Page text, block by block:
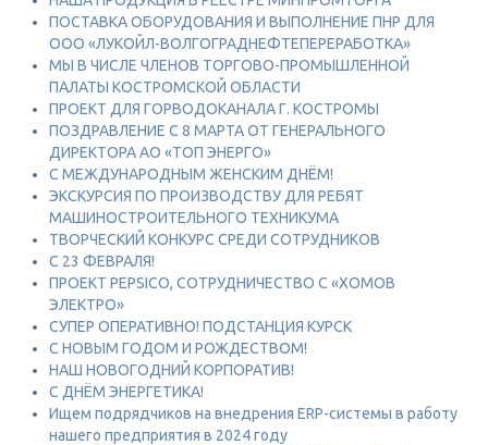
ПОСТАВКА ОБОРУДОВАНИЯ И ВЫПОЛНЕНИЕ ПНР ДЛЯ
ООО «ЛУКОЙЛ-ВОЛГОГРАДНЕФТЕПЕРЕРАБОТКА»
МЫ В ЧИСЛЕ ЧЛЕНОВ ТОРГОВО-ПРОМЫШЛЕННОЙ
ПАЛАТЫ КОСТРОМСКОЙ ОБЛАСТИ
ПРОЕКТ ДЛЯ ГОРВОДОКАНАЛА Г. КОСТРОМЫ
ПОЗДРАВЛЕНИЕ С 8 МАРТА ОТ ГЕНЕРАЛЬНОГО
ДИРЕКТОРА АО «ТОП ЭНЕРГО»
С МЕЖДУНАРОДНЫМ ЖЕНСКИМ ДНЁМ!
ЭКСКУРСИЯ ПО ПРОИЗВОДСТВУ ДЛЯ РЕБЯТ
МАШИНОСТРОИТЕЛЬНОГО ТЕХНИКУМА
ТВОРЧЕСКИЙ КОНКУРС СРЕДИ СОТРУДНИКОВ
C 23 ФЕВРАЛЯ!
ПРОЕКТ PEPSICO, СОТРУДНИЧЕСТВО С «ХОМОВ
ЭЛЕКТРО»
СУПЕР ОПЕРАТИВНО! ПОДСТАНЦИЯ КУРСК
С НОВЫМ ГОДОМ И РОЖДЕСТВОМ!
НАШ НОВОГОДНИЙ КОРПОРАТИВ!
С ДНЁМ ЭНЕРГЕТИКА!
Ищем подрядчиков на внедрения ERP-системы в работу
нашего предприятия в 2024 году